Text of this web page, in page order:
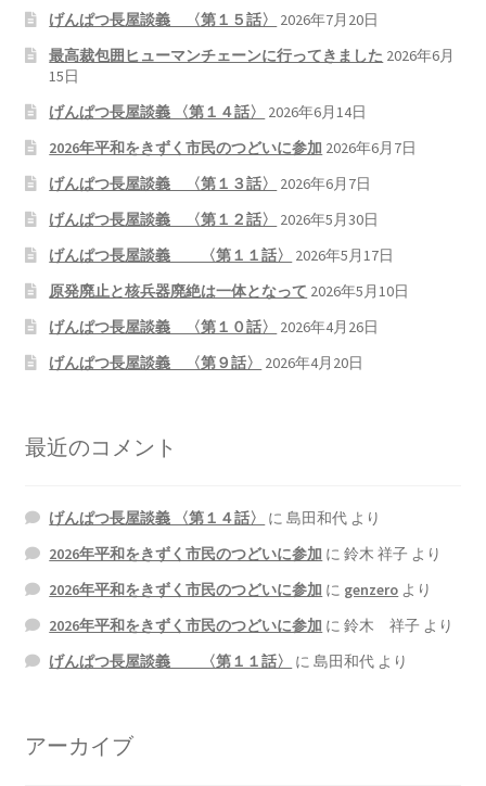
げんぱつ長屋談義 〈第１５話〉
2026年7月20日
最高裁包囲ヒューマンチェーンに行ってきました 2026年6月
15日
げんぱつ長屋談義 〈第１４話〉
2026年6月14日
2026年平和をきずく市民のつどいに参加 2026年6月7日
げんぱつ長屋談義 〈第１３話〉
2026年6月7日
げんぱつ長屋談義 〈第１２話〉
2026年5月30日
げんぱつ長屋談義 〈第１１話〉
2026年5月17日
原発廃止と核兵器廃絶は一体となって 2026年5月10日
げんぱつ長屋談義 〈第１０話〉
2026年4月26日
げんぱつ長屋談義 〈第９話〉
2026年4月20日
最近のコメント
げんぱつ長屋談義 〈第１４話〉 に島田和代 より
2026年平和をきずく市民のつどいに参加 に鈴木 祥子 より
2026年平和をきずく市民のつどいに参加 に genzero より
2026年平和をきずく市民のつどいに参加 に鈴木 祥子 より
げんぱつ長屋談義 〈第１１話〉
に島田和代 より
アーカイブ